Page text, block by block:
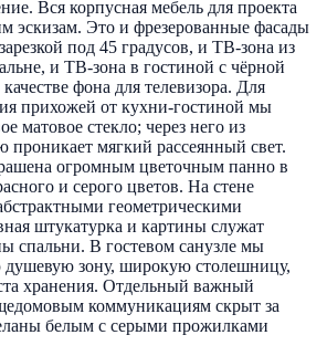
Вся корпусная мебель для проекта
эскизам. Это и фрезерованные фасады
под 45 градусов, и ТВ-зона из
и ТВ-зона в гостиной с чёрной
фона для телевизора. Для
прихожей от кухни-гостиной мы
матовое стекло; через него из
проникает мягкий рассеянный свет.
огромным цветочным панно в
и серого цветов. На стене
геометрическими
штукатурка и картины служат
спальни. В гостевом санузле мы
душевую зону, широкую столешницу,
хранения. Отдельный важный
коммуникациям скрыт за
белым с серыми прожилками